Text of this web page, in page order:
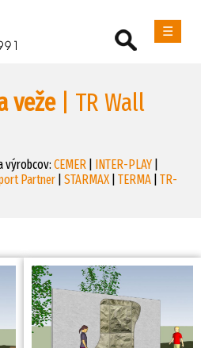
☰
veže| TR Wall
výrobcov: CEMER INTER-PLAY
Partner STARMAX TERMA TR-